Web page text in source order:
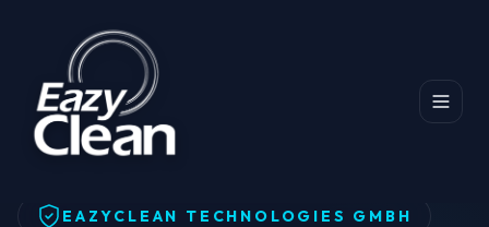
Главная EazyClean Technologies
EAZYCLEAN TECHNOLOGIES GMBH